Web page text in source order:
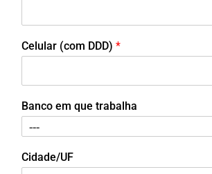
Celular (com DDD) *
Banco em que trabalha
Cidade/UF